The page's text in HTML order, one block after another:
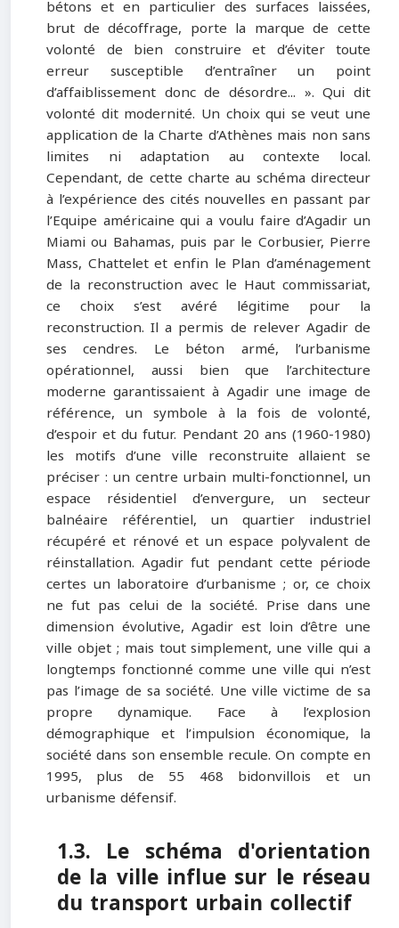
bétons et en particulier des surfaces laissées,
brut de décoffrage, porte la marque de cette
volonté de bien construire et d’éviter toute
erreur susceptible d’entraîner un point
d’affaiblissement donc de désordre... ». Qui dit
volonté dit modernité. Un choix qui se veut une
application de la Charte d’Athènes mais non sans
limites ni adaptation au contexte local.
Cependant, de cette charte au schéma directeur
à l’expérience des cités nouvelles en passant par
l’Equipe américaine qui a voulu faire d’Agadir un
Miami ou Bahamas, puis par le Corbusier, Pierre
Mass, Chattelet et enfin le Plan d’aménagement
de la reconstruction avec le Haut commissariat,
ce choix s’est avéré légitime pour la
reconstruction. Il a permis de relever Agadir de
ses cendres. Le béton armé, l’urbanisme
opérationnel, aussi bien que l’architecture
moderne garantissaient à Agadir une image de
référence, un symbole à la fois de volonté,
d’espoir et du futur. Pendant 20 ans (1960-1980)
les motifs d’une ville reconstruite allaient se
préciser : un centre urbain multi-fonctionnel, un
espace résidentiel d’envergure, un secteur
balnéaire référentiel, un quartier industriel
récupéré et rénové et un espace polyvalent de
réinstallation. Agadir fut pendant cette période
certes un laboratoire d’urbanisme ; or, ce choix
ne fut pas celui de la société. Prise dans une
dimension évolutive, Agadir est loin d’être une
ville objet ; mais tout simplement, une ville qui a
longtemps fonctionné comme une ville qui n’est
pas l’image de sa société. Une ville victime de sa
propre dynamique. Face à l’explosion
démographique et l’impulsion économique, la
société dans son ensemble recule. On compte en
1995, plus de 55 468 bidonvillois et un
urbanisme défensif.
1.3. Le schéma d'orientation
de la ville influe sur le réseau
du transport urbain collectif